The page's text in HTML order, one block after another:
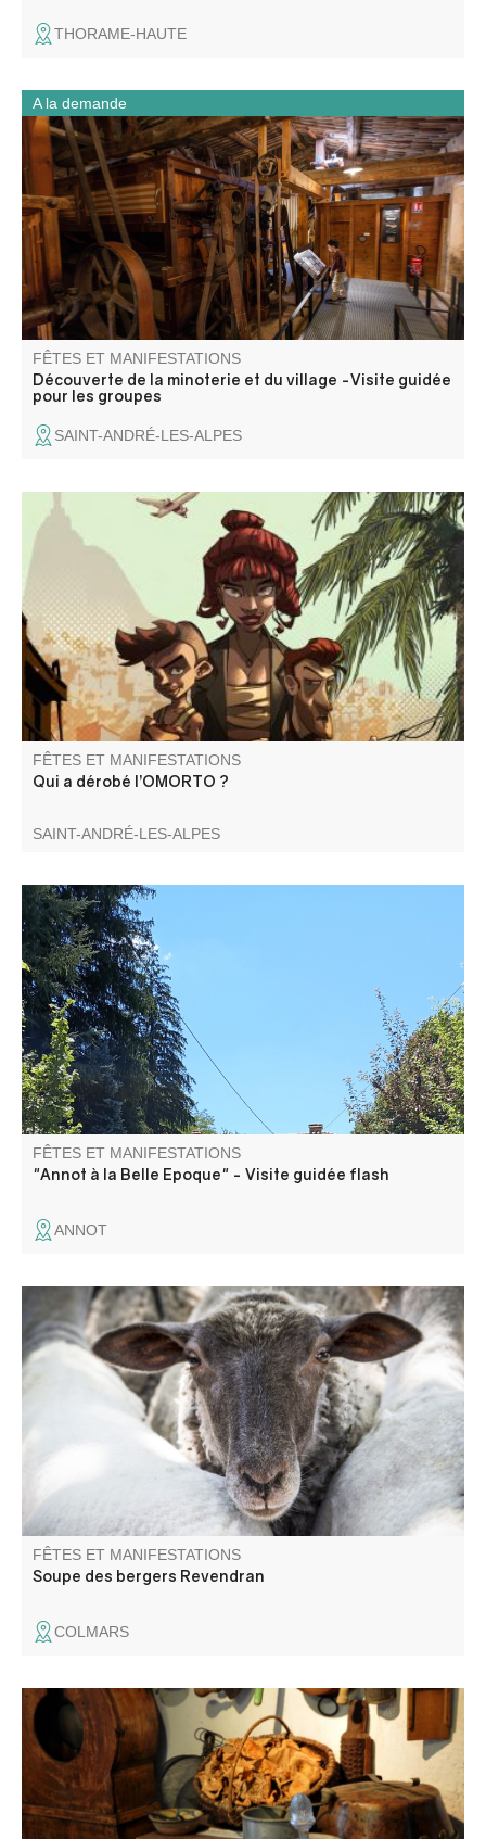
THORAME-HAUTE
Une journée associant patrimoine industriel et découverte
du territoire.
FÊTES ET MANIFESTATIONS
Découverte de la minoterie et du village -Visite guidée
pour les groupes
A la demande
SAINT-ANDRÉ-LES-ALPES
Une enquête interactive qui vous emmène au bout du
monde dans un Brésil de rêve et de paillette à la
recherche d’un tableau qui a été volé. Vous avez 45 mn
pour élucider le mystère ! A partir de 10 ans accompagné
FÊTES ET MANIFESTATIONS
Qui a dérobé l’OMORTO ?
SAINT-ANDRÉ-LES-ALPES
Une balade à la découverte de ce lieu de villégiature et
des recoins secrets qui ont fait le bonheur des premiers
vacanciers, au tout début du XXe siècle.
FÊTES ET MANIFESTATIONS
"Annot à la Belle Epoque" - Visite guidée flash
ANNOT
A l'occasion de « Revendran », la fête de la
démontagnée, venez partager un moment de convivialité
et déguster la soupe des bergers préparée par les
habitants du village.
FÊTES ET MANIFESTATIONS
Soupe des bergers Revendran
COLMARS
La Maison Musée est un dédale de salles et de couloirs.
Afin de s’y retrouver, pourquoi ne pas suivre une
animation historique ?